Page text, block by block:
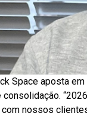
Space aposta
nossos